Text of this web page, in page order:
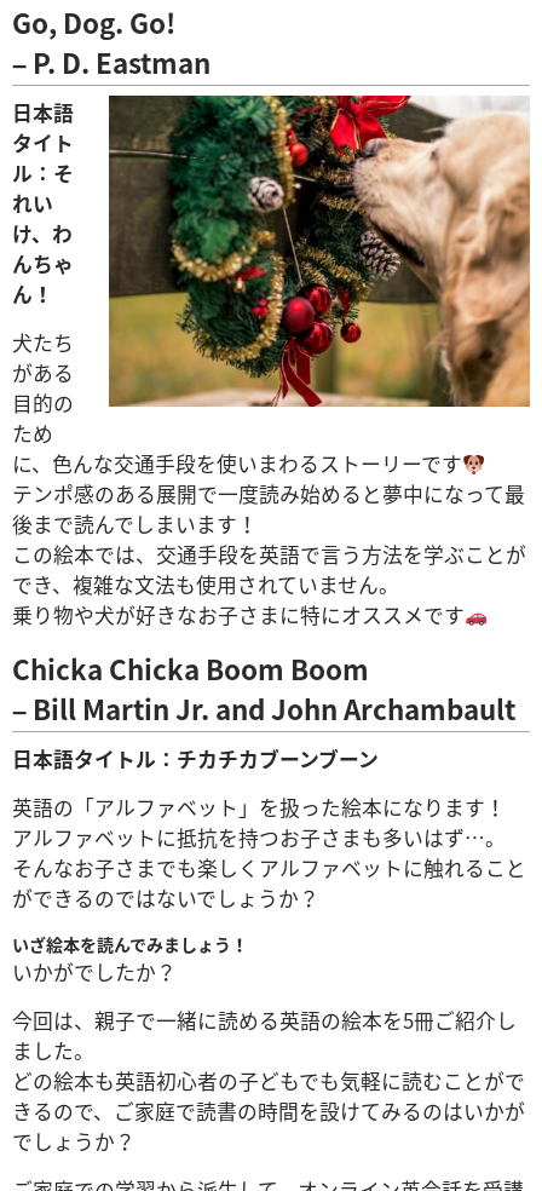
Go, Dog. Go!
– P. D. Eastman
日本語
タイト
ル：そ
れい
け、わ
んちゃ
ん！
犬たち
がある
目的の
ため
に、色んな交通手段を使いまわるストーリーです
テンポ感のある展開で一度読み始めると夢中になって最
後まで読んでしまいます！
この絵本では、交通手段を英語で言う方法を学ぶことが
でき、複雑な文法も使用されていません。
乗り物や犬が好きなお子さまに特にオススメです
Chicka Chicka Boom Boom
– Bill Martin Jr. and John Archambault
日本語タイトル：チカチカブーンブーン
英語の「アルファベット」を扱った絵本になります！
アルファベットに抵抗を持つお子さまも多いはず…。
そんなお子さまでも楽しくアルファベットに触れること
ができるのではないでしょうか？
いざ絵本を読んでみましょう！
いかがでしたか？
今回は、 親子で一緒に読める英語の絵本を5冊ご紹介し
ました。
どの絵本も英語初心者の子どもでも気軽に読むことがで
きるので、ご家庭で読書の時間を設けてみるのはいかが
でしょうか？